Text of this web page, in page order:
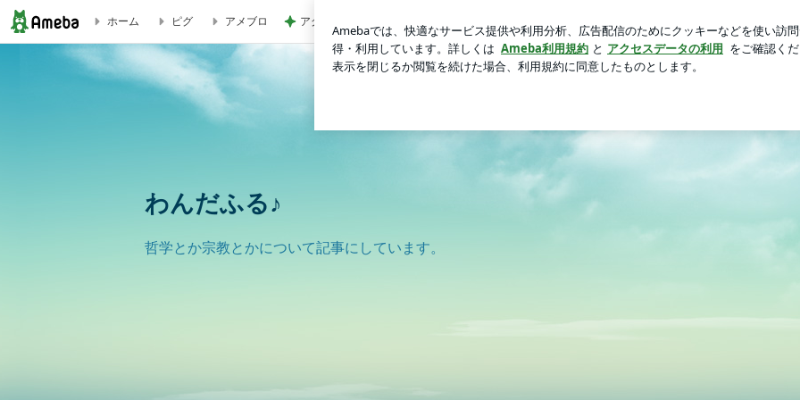
わんだふる♪
ホーム ピグ アメブロ アグネス 読者からの感想に喜び ログ
わんだふる♪
哲学とか宗教とかについて記事にしています。